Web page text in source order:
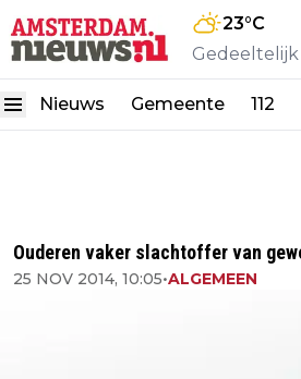
23°C
Nieuws Gemeente 112
Ouderen vaker slachtoffer van
25 NOV 2014, 10:05•ALGEMEEN